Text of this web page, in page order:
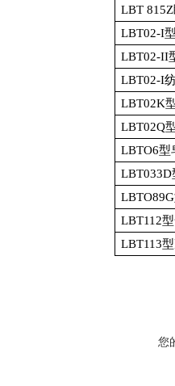
LBT 815Z
LBT02-I
LBT02-II
LBT02-I
LBT02K
LBT02Q
LBTO6型
LBT033D
LBTO89G
LBT112
LBT113
您